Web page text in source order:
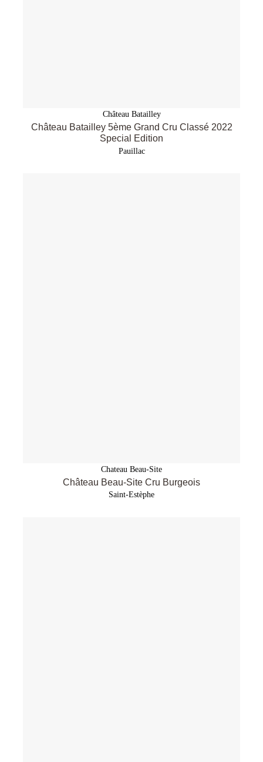
Château Batailley
Château Batailley 5ème Grand Cru Classé 2022
Special Edition
Pauillac
Chateau Beau-Site
Château Beau-Site Cru Burgeois
Saint-Estèphe